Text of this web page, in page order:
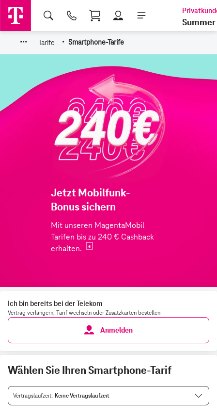
Shopping Cart
Summer
··· Tarife · Smartphone-Tarife
Ich bin bereits bei der Telekom
Vertrag verlängern, Tarif wechseln oder Zusatzkarten bestellen
Anmelden
Wählen Sie Ihren Smartphone-Tarif
Vertragslaufzeit Keine Vertragslaufzeit